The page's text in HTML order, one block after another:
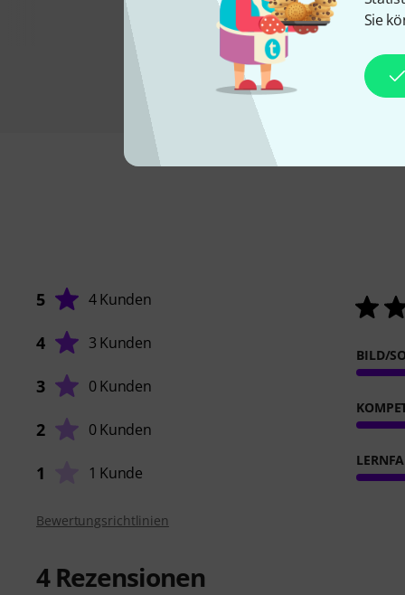
Sie
5 4 Kunden
4 3 Kunden
3 0 Kunden
2 0 Kunden
1 1 Kunde
BILD/
Bewertungsrichtlinien
4Rezensionen